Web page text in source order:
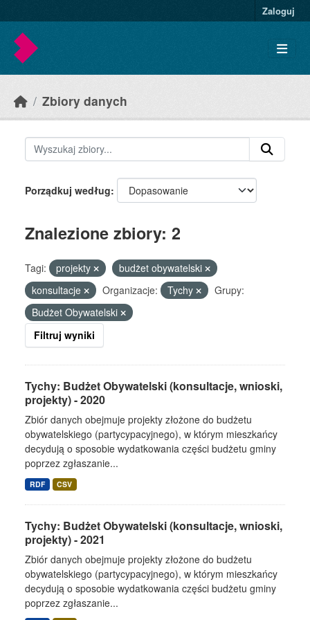
Zaloguj
Zbiory danych
Porządkuj według
Znalezione zbiory: 2
Tagi: projekty
budżet obywatelski
konsultacje
Organizacje: Tychy
Grupy:
Budżet Obywatelski
Filtruj wyniki
Tychy: Budżet Obywatelski (konsultacje, wnioski,
projekty) - 2020
Zbiór danych obejmuje projekty złożone do budżetu
obywatelskiego (partycypacyjnego), w którym mieszkańcy
decydują o sposobie wydatkowania części budżetu gminy
poprzez zgłaszanie...
RDF CSV
Tychy: Budżet Obywatelski (konsultacje, wnioski,
projekty) - 2021
Zbiór danych obejmuje projekty złożone do budżetu
obywatelskiego (partycypacyjnego), w którym mieszkańcy
decydują o sposobie wydatkowania części budżetu gminy
poprzez zgłaszanie...